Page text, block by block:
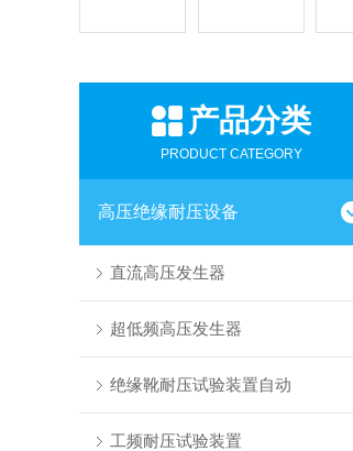
产品分类
PRODUCT CATEGORY
高压绝缘耐压设备
直流高压发生器
超低频高压发生器
绝缘靴耐压试验装置自动
工频耐压试验装置